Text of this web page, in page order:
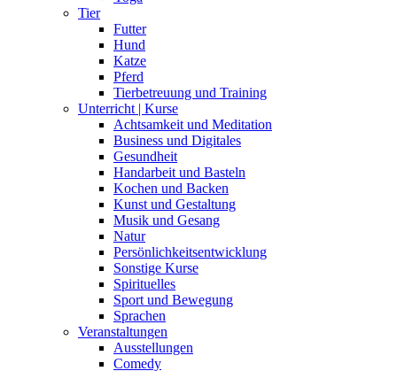
Tier
Futter
Hund
Katze
Pferd
Tierbetreuung und Training
Unterricht | Kurse
Achtsamkeit und Meditation
Business und Digitales
Gesundheit
Handarbeit und Basteln
Kochen und Backen
Kunst und Gestaltung
Musik und Gesang
Natur
Persönlichkeitsentwicklung
Sonstige Kurse
Spirituelles
Sport und Bewegung
Sprachen
Veranstaltungen
Ausstellungen
Comedy